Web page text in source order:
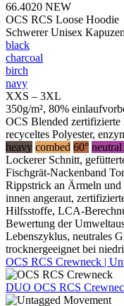
66.4020 NEW
OCS RCS Loose Hoodie
Schwerer Unisex
black
charcoal
birch
navy
XXS – 3XL
350g/m², 80%
OCS Blended
recyceltes Polyester,
heavy combed 60° neutral
Lockerer Schnitt,
Fischgrät-Nackenband
Rippstrick an Ärmeln
innen angeraut,
Hilfsstoffe, LCA-
Bewertung der
Lebenszyklus, neutrales
trocknergeeignet bei
OCS RCS Crewneck |
DUO OCS RCS